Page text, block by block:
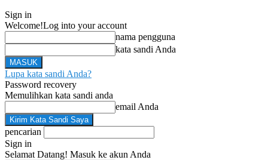
Sign in
Welcome!Log into your account
nama pengguna
kata sandi Anda
Lupa kata sandi Anda?
Password recovery
Memulihkan kata sandi anda
email Anda
pencarian
Sign in
Selamat Datang! Masuk ke akun Anda